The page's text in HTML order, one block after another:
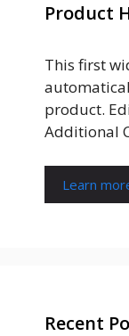
Product
This first
product.
Additional
Learn
Recent